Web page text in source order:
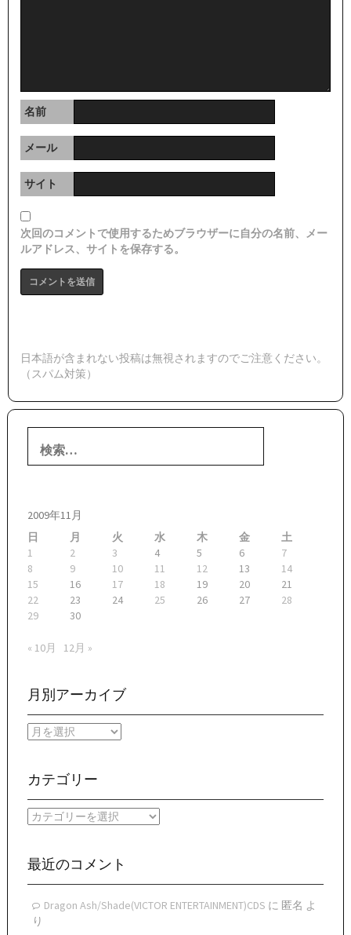
名前
メール
サイト
次回のコメントで使用するためブラウザーに自分の名前、メー
ルアドレス、サイトを保存する。
日本語が含まれない投稿は無視されますのでご注意ください。
（スパム対策）
索:
2009年11月
日
月 火 水 木 金
土
1
2 3 4 5 6
7
8
9 10 11 12 13
14
15
16 17 18 19 20
21
22
23 24 25 26 27
28
29
30
« 10月 12月 »
月別アーカイブ
月
ー
イ
ブ
カテゴリー
カ
リ
最近のコメント
Dragon Ash/Shade(VICTOR ENTERTAINMENT)CDS に 匿名 よ
り